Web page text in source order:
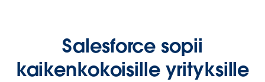
Salesforce sopii
kaikenkokoisille yrityksille